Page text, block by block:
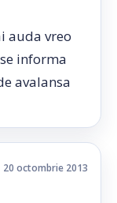
auda vreo
informa
avalansa
20 octombrie 2013